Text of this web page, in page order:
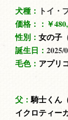
犬種： トイ・
価格：： ￥
性別：女の子
誕生日：2025/
毛色： アプリ
父：騎士くん
イクロティー